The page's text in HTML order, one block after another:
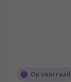
Op voorraad